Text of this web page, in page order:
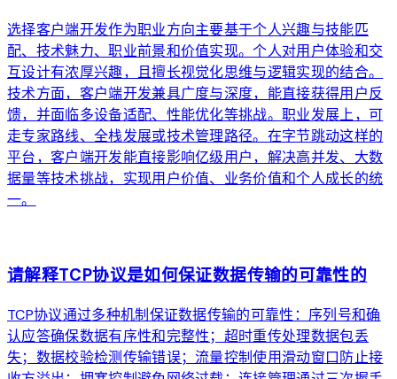
选择客户端开发作为职业方向主要基于个人兴趣与技能匹
配、技术魅力、职业前景和价值实现。个人对用户体验和交
互设计有浓厚兴趣，且擅长视觉化思维与逻辑实现的结合。
技术方面，客户端开发兼具广度与深度，能直接获得用户反
馈，并面临多设备适配、性能优化等挑战。职业发展上，可
走专家路线、全栈发展或技术管理路径。在字节跳动这样的
平台，客户端开发能直接影响亿级用户，解决高并发、大数
据量等技术挑战，实现用户价值、业务价值和个人成长的统
一。
请解释TCP协议是如何保证数据传输的可靠性的
TCP协议通过多种机制保证数据传输的可靠性：序列号和确
认应答确保数据有序性和完整性；超时重传处理数据包丢
失；数据校验检测传输错误；流量控制使用滑动窗口防止接